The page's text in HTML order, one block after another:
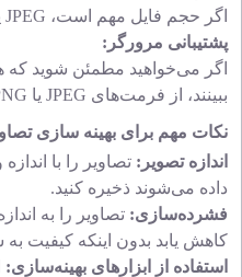
اگر حجم فایل مهم
است، JPEG
پشتیبانی مرورگر:
اگر می‌خواهید مطمئن شوید که
ببینند، از فرمت‌های JPEG یا
نکات مهم برای بهینه‌ سازی
اندازه تصویر: تصاویر را با
داده می‌شوند ذخیره کنید.
فشرده‌سازی: تصاویر را به
کاهش یابد بدون اینکه کیفیت
استفاده از ابزارهای بهینه‌سازی: